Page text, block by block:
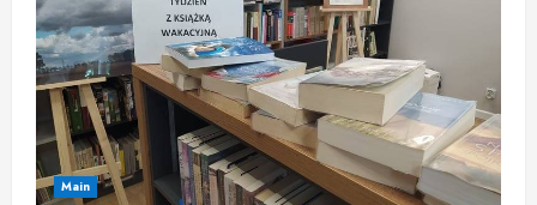
Main